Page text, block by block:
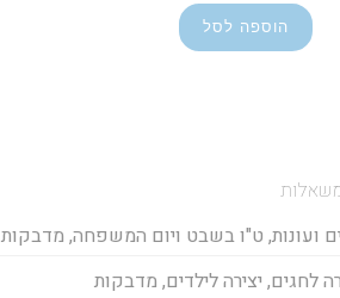
הוספה לסל
ועונות, ט"ו בשבט ויום המשפחה, מדבקות
לחגים, יצירה לילדים, מדבקות